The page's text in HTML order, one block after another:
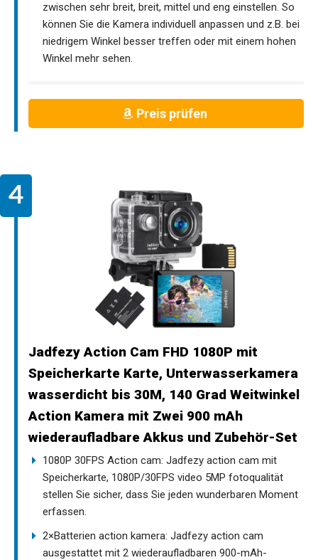
zwischen sehr breit, breit, mittel und eng einstellen. So
können Sie die Kamera individuell anpassen und z.B. bei
niedrigem Winkel besser treffen oder mit einem hohen
Winkel mehr sehen.
Preis prüfen
Jadfezy Action Cam FHD 1080P mit
Speicherkarte Karte, Unterwasserkamera
wasserdicht bis 30M, 140 Grad Weitwinkel
Action Kamera mit Zwei 900 mAh
wiederaufladbare Akkus und Zubehör-Set
1080P 30FPS Action cam: Jadfezy action cam mit
Speicherkarte, 1080P/30FPS video 5MP fotoqualität
stellen Sie sicher, dass Sie jeden wunderbaren Moment
erfassen.
2×Batterien action kamera: Jadfezy action cam
ausgestattet mit 2 wiederaufladbaren 900-mAh-